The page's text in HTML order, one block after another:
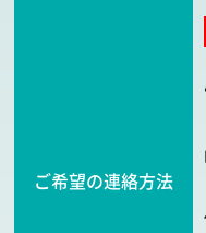
ご希望の連絡方法